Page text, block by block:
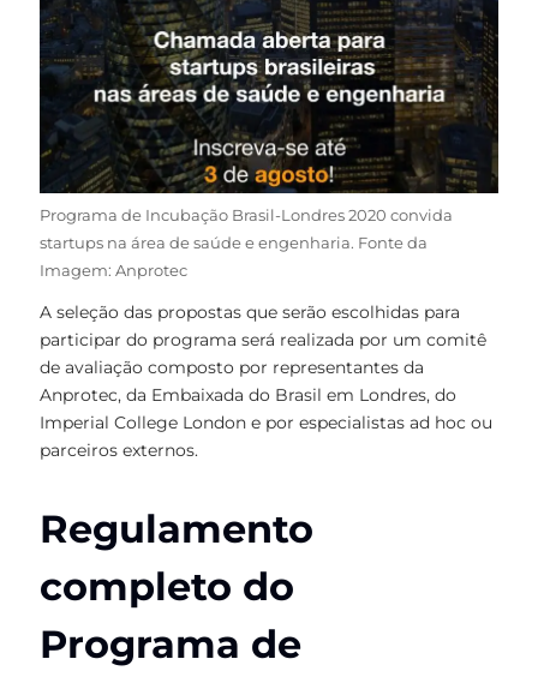
Programa de Incubação Brasil-Londres 2020 convida
startups na área de saúde e engenharia. Fonte da
Imagem: Anprotec
A seleção das propostas que serão escolhidas para
participar do programa será realizada por um comitê
de avaliação composto por representantes da
Anprotec, da Embaixada do Brasil em Londres, do
Imperial College London e por especialistas ad hoc ou
parceiros externos.
Regulamento
completo do
Programa de